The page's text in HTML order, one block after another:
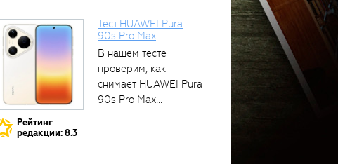
Рейтинг
редакции: 8.3
Тест HUAWEI Pura
90s Pro Max
В нашем тесте
проверим, как
снимает HUAWEI Pura
90s Pro Max...